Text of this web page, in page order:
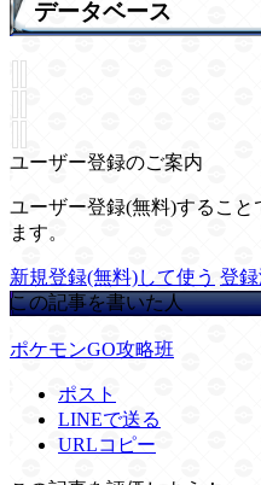
データベース
ユーザー登録のご案内
ユーザー登録(無料)するこ
ます。
新規登録(無料)して使う 登
この記事を書いた人
ポケモンGO攻略班
ポスト
LINEで送る
URLコピー